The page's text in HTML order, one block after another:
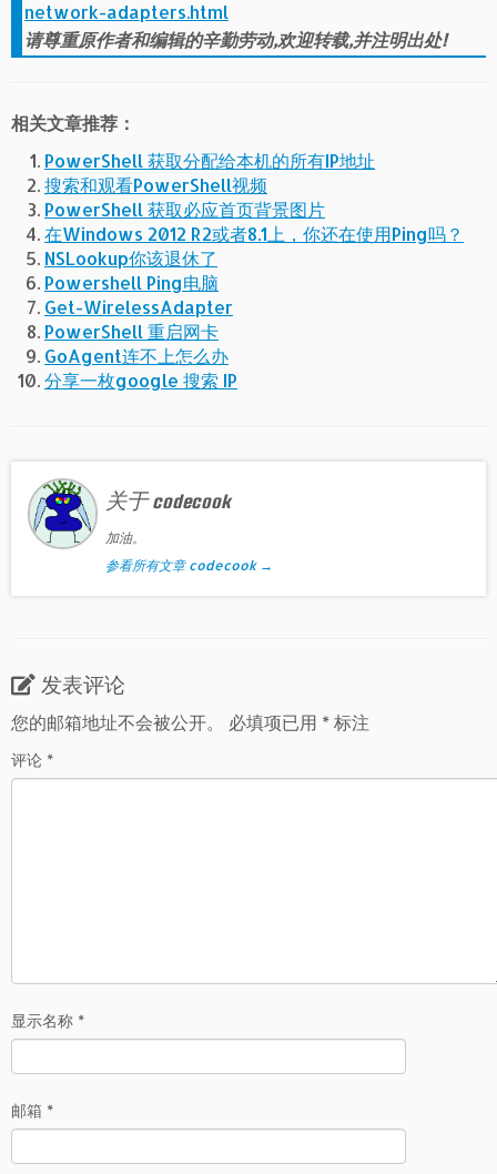
network-adapters.html
请尊重原作者和编辑的辛勤劳动,欢迎转载,并注明出处!
相关文章推荐：
PowerShell 获取分配给本机的所有IP地址
搜索和观看PowerShell视频
PowerShell 获取必应首页背景图片
在Windows 2012 R2或者8.1上，你还在使用Ping吗？
NSLookup你该退休了
Powershell Ping电脑
Get-WirelessAdapter
PowerShell 重启网卡
GoAgent连不上怎么办
分享一枚google 搜索 IP
关于 codecook
加油。
参看所有文章 codecook →
发表评论
您的邮箱地址不会被公开。
必填项已用 *标注
评论 *
显示名称 *
邮箱 *